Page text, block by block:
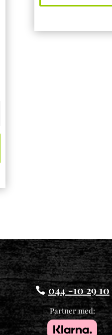
044 -10 29 10
Partner med: